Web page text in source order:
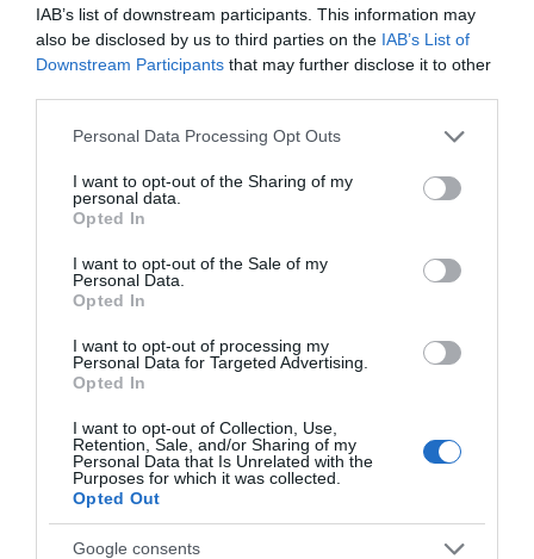
IAB’s list of downstream participants. This information may
also be disclosed by us to third parties on the IAB’s List of
Downstream Participants that may further disclose it to other
Please note that this website/app uses one or more Google
not limited to your visit or usage behaviour. You may click to
grant or deny consent to Google and its third-party tags to
use your data for below specified purposes in below Google
consent section.
Personal Data Processing Opt Outs
I want to opt-out of the Sharing of my
personal data.
Opted In
I want to opt-out of the Sale of my
Personal Data.
Opted In
I want to opt-out of processing my
Personal Data for Targeted Advertising.
Opted In
I want to opt-out of Collection, Use,
Retention, Sale, and/or Sharing of my
Personal Data that Is Unrelated with the
Purposes for which it was collected.
Opted Out
Google consents
Solo faltan dos semanas. El Tour de Francia 2026 arrancará
el 4 de julio en Barcelona, ciudad que acogerá el Grand...
Leer Más
COMIENZA EL VERANO 2026: EL MOMENTO
Tanto si eres de los que aprovechan cualquier momento
para salir con la bicicleta de montaña, como si prefieres la...
Leer Más